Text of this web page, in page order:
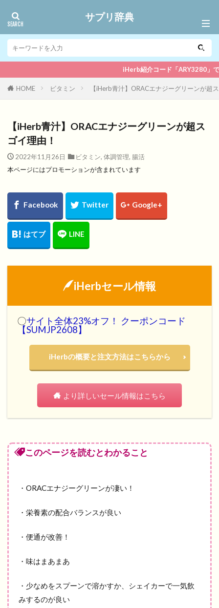
サプリ辞典
iHerb紹介コード「ARY3280」でいつでも5％
HOME ビタミン 【iHerb青汁】ORACエナジーグリーンが超
【iHerb青汁】ORACエナジーグリーンが超ス
ゴイ理由！
2022年11月26日 ビタミン, 体調管理, 腸活
本ページにはプロモーションが含まれています
iHerbセール情報
〇サイト全体23%オフ！ クーポンコード
【SUMJP2608】
iHerbの概要と注文方法はこちらから
より詳しいセール情報はこちら
このページを読むとわかること
・ORACエナジーグリーンが凄い！
・栄養素の配合バランスが良い
・便通が改善！
・味はまあまあ
・少なめをスプーンで溶かすか、シェイカーで一気飲
みするのが良い